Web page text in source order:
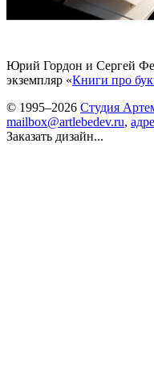
Юрий Гордон и Сергей
экземпляр «Книги про
© 1995–2026 Студия
mailbox@artlebedev.ru,
Заказать дизайн...